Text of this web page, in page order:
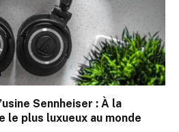
Sennheiser : À la
le plus luxueux au monde